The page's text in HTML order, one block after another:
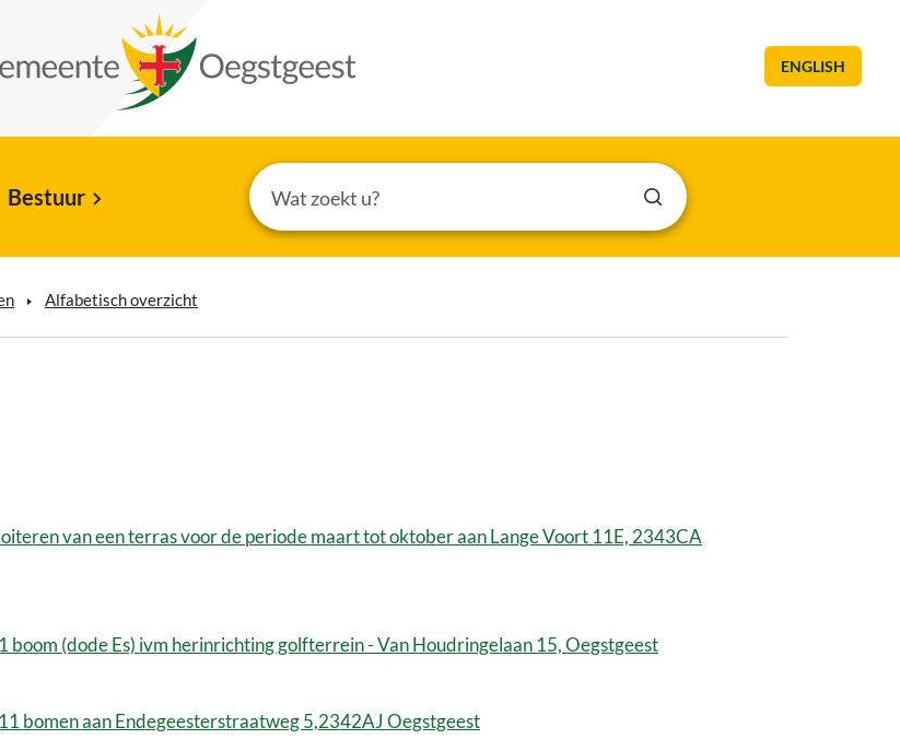
ENGLISH
Bestuur
Alfabetisch overzicht
van een terras voor de periode maart tot oktober aan Lange Voort 11E, 2343CA
(dode Es) ivm herinrichting golfterrein - Van Houdringelaan 15, Oegstgeest
bomen aan Endegeesterstraatweg 5,2342AJ Oegstgeest